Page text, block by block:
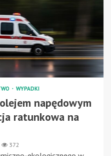
WYPADKI
napędowym
ratunkowa na
372